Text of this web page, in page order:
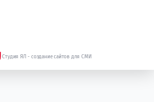
Студия ЯЛ - создание сайтов для СМИ